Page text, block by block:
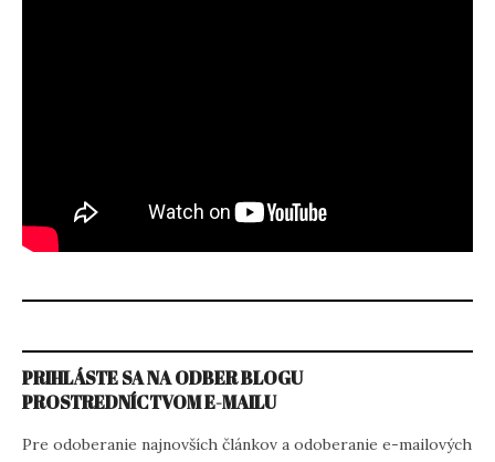
PRIHLÁSTE SA NA ODBER BLOGU
PROSTREDNÍCTVOM E-MAILU
Pre odoberanie najnovších článkov a odoberanie e-mailových